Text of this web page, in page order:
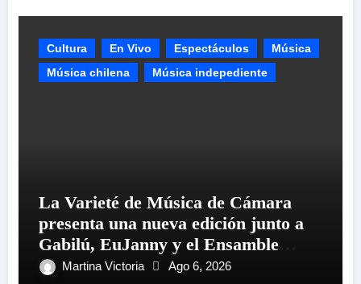
Cultura En Vivo Espectáculos
Música
Música chilena
Música indepediente
La Varieté de Música de Cámara
presenta una nueva edición junto a
Gabilú, EuJanny y el Ensamble
Mangata del Lago
Martina Victoria Ago 6, 2026